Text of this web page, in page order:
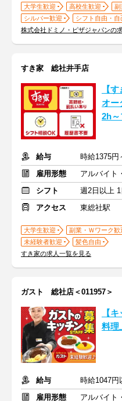
大学生歓迎 高校生歓迎
副
シルバー歓迎
シフト自由・自
株式会社ドミノ・ピザジャパンの
すき家 総社井手店
【
オー
2h
給与
時給1375
雇用形態
アルバイト
シフト
週2日以上
アクセス
東総社駅
大学生歓迎 副業・Ｗワーク歓
未経験者歓迎
髪色自由
すき家の求人一覧を見る
ガスト 総社店＜011957＞
【
料理
給与
時給1047円
雇用形態
アルバイト